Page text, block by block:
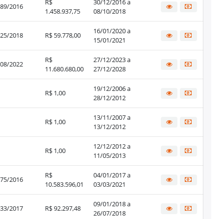
2016
R$
1.458.937,75
30/12/2016 a
08/10/2018
2018 R$ 59.778,00
16/01/2020 a
15/01/2021
2022
R$
11.680.680,00
27/12/2023 a
27/12/2028
R$ 1,00
19/12/2006 a
28/12/2012
R$ 1,00
13/11/2007 a
13/12/2012
R$ 1,00
12/12/2012 a
11/05/2013
2016
R$
10.583.596,01
04/01/2017 a
03/03/2021
2017 R$ 92.297,48
09/01/2018 a
26/07/2018